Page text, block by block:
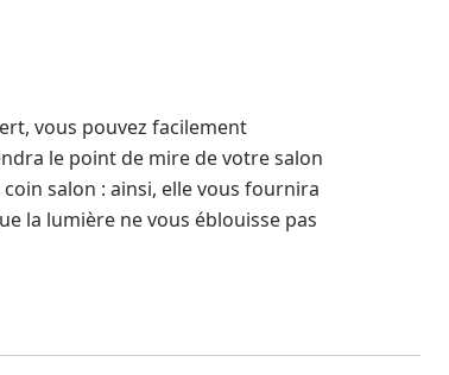
vous pouvez facilement
le point de mire de votre salon
salon : ainsi, elle vous fournira
la lumière ne vous éblouisse pas